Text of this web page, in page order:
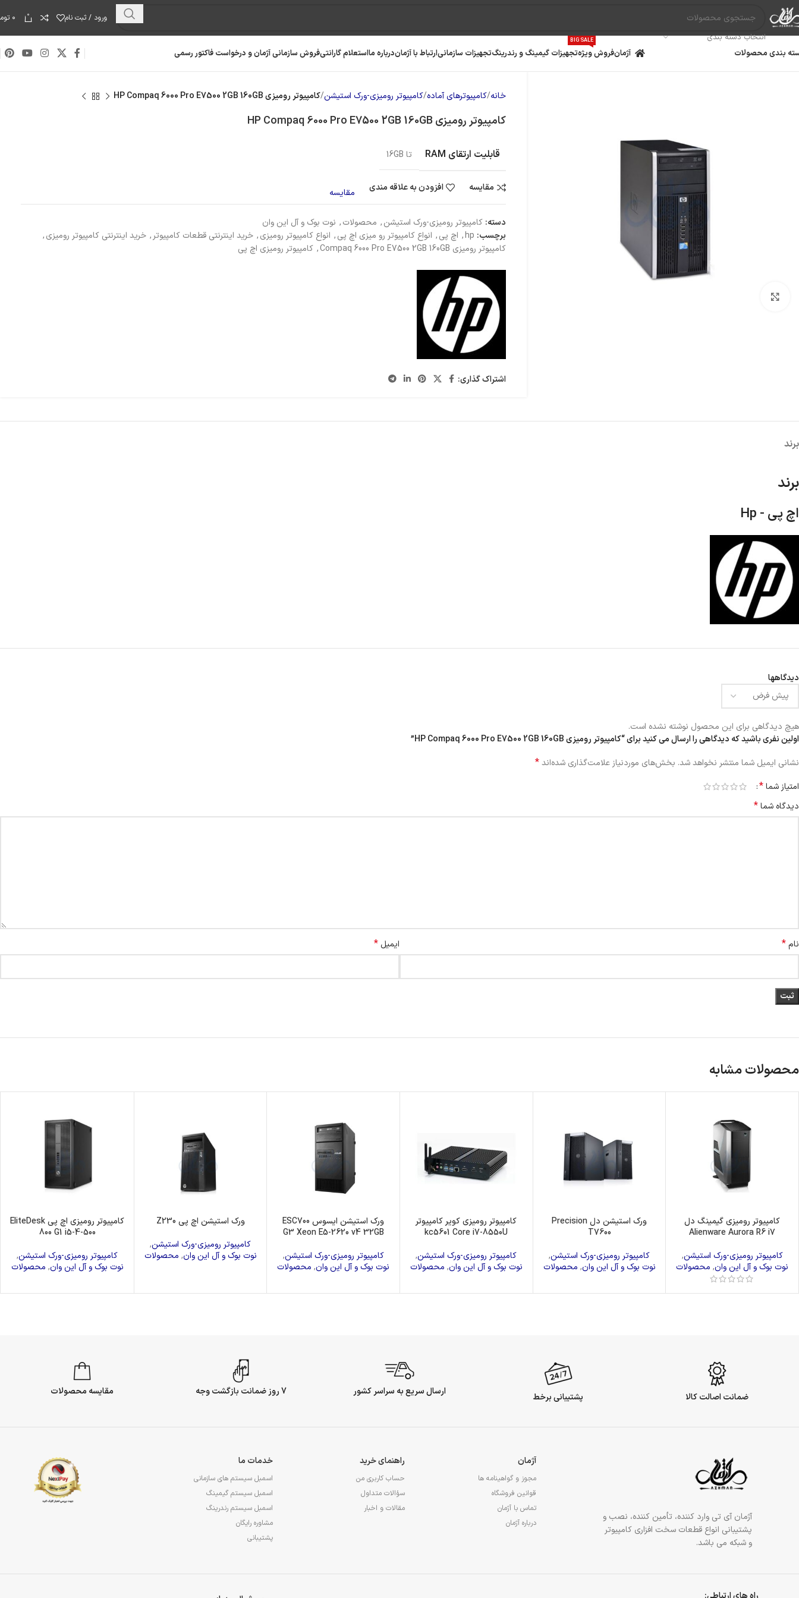
انتخاب دسته بندی
ورود / ثبت نام 0 ۰
بندی محصولات آژمانفروش ویژه
BIG SALE
تجهیزات گیمینگ و رندرینگتجهیزات سازمانیارتباط با آژماندرباره مااستعلام گارانتیفروش سازمانی آژمان و درخواست فاکتور رسمی
خانه کامپیوترهای آماده کامپیوتر رومیزی-ورک استیشن کامپیوتر رومیزی HP Compaq 6000 Pro E7500 2GB 160GB
کامپیوتر رومیزی HP Compaq 6000 Pro E7500 2GB 160GB
قابلیت ارتقای RAM تا 16GB
مقایسه افزودن به علاقه مندی مقایسه
دسته: کامپیوتر رومیزی-ورک استیشن, محصولات, نوت بوک و آل این وان
برچسب: hp
, اچ پی, انواع کامپیوتر رو میزی اچ پی, انواع کامپیوتر رومیزی, خرید اینترنتی قطعات کامپیوتر , خرید اینترنتی کامپیوتر رومیزی,
کامپیوتر رومیزی Compaq 6000 Pro E7500 2GB 160GB
, کامپیوتر رومیزی اچ پی
اشتراک گذاری:
برند
برند
اچ پی - Hp
دیدگاهها
هیچ دیدگاهی برای این محصول نوشته نشده است.
اولین نفری باشید که دیدگاهی را ارسال می کنید برای “کامپیوتر رومیزی HP Compaq 6000 Pro E7500 2GB 160GB”
نشانی ایمیل شما منتشر نخواهد شد. بخش‌های موردنیاز علامت‌گذاری شده‌اند*
امتیاز شما*
دیدگاه شما*
نام* ایمیل *
محصولات مشابه
کامپیوتر رومیزی گیمینگ دل
Alienware Aurora R6 i7
کامپیوتر رومیزی-ورک استیشن,
نوت بوک و آل این وان, محصولات
ورک استیشن دل Precision
T7600
کامپیوتر رومیزی-ورک استیشن,
نوت بوک و آل این وان, محصولات
کامپیوتر رومیزی کویر کامپیوتر
kc5601 Core i7-8550U
کامپیوتر رومیزی-ورک استیشن,
نوت بوک و آل این وان, محصولات
ورک استیشن ایسوس ESC700
G3 Xeon E5-2620 v4 32GB
کامپیوتر رومیزی-ورک استیشن,
نوت بوک و آل این وان, محصولات
ورک استیشن اچ پی Z230
کامپیوتر رومیزی-ورک استیشن,
نوت بوک و آل این وان, محصولات
کامپیوتر رومیزی اچ پی EliteDesk
800 G1 i5-4-500
کامپیوتر رومیزی-ورک استیشن,
نوت بوک و آل این وان, محصولات
ضمانت اصالت کالا پشتیبانی برخط ارسال سریع به سراسر کشور 7 روز ضمانت بازگشت وجه مقایسه محصولات
آژمان آی تی وارد کننده، تأمین کننده، نصب و
پشتیبانی انواع قطعات سخت افزاری کامپیوتر
و شبکه می باشد.
آژمان
مجوز و گواهینامه ها
قوانین فروشگاه
تماس با آژمان
درباره آژمان
راهنمای خرید
حساب کاربری من
سؤالات متداول
مقالات و اخبار
خدمات ما
اسمبل سیستم های سازمانی
اسمبل سیستم گیمینگ
اسمبل سیستم رندرینگ
مشاوره رایگان
پشتیبانی